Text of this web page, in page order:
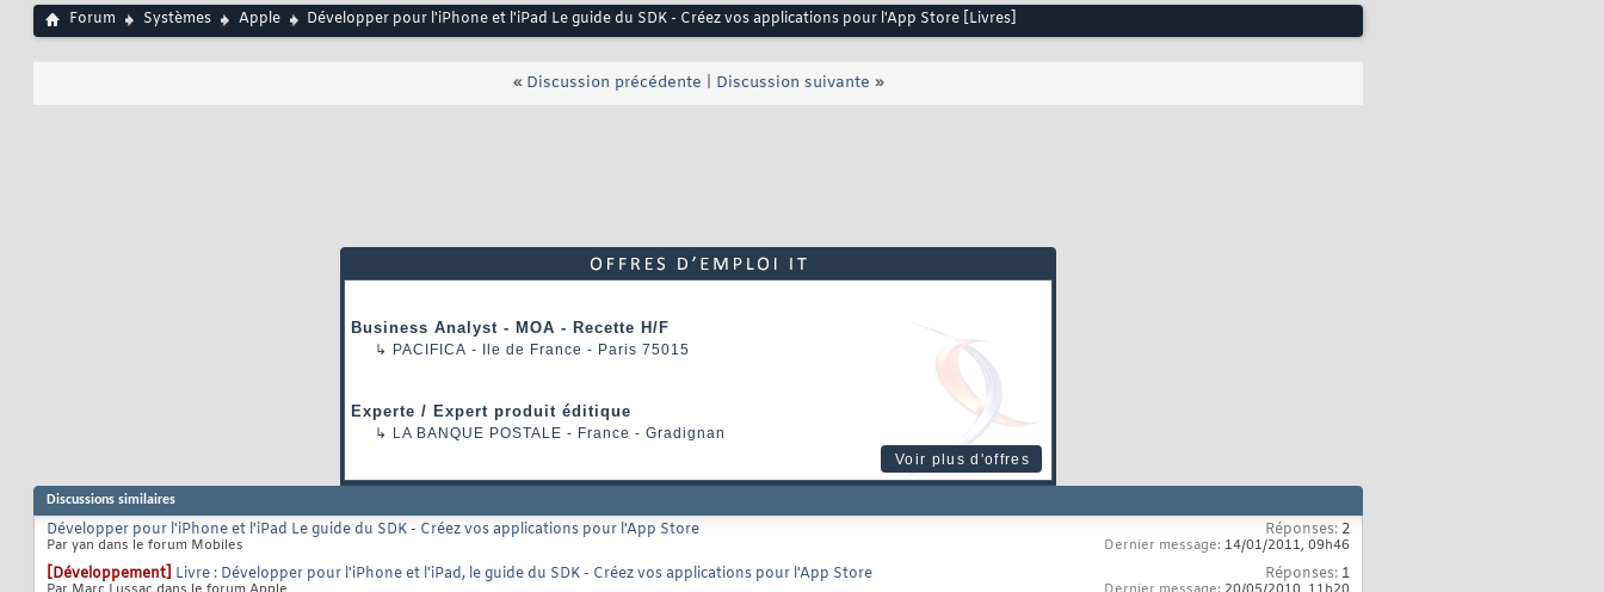
Forum
Systèmes Apple Développer pour l'iPhone et l'iPad Le guide du SDK - Créez vos applications pour l'App Store [Livres]
« Discussion précédente Discussion suivante »
Business Analyst - MOA - Recette H/F
↳ PACIFICA - Ile de France - Paris 75015
Experte / Expert produit éditique
↳ LA BANQUE POSTALE - France - Gradignan
Voir plus d'offres
Discussions similaires
Développer pour l'iPhone et l'iPad Le guide du SDK - Créez vos applications pour l'App Store
Par yan dans le forum Mobiles
Réponses: 2
Dernier message: 14/01/2011, 09h46
[Développement] Livre : Développer pour l'iPhone et l'iPad, le guide du SDK - Créez vos applications pour l'App Store Réponses: 1